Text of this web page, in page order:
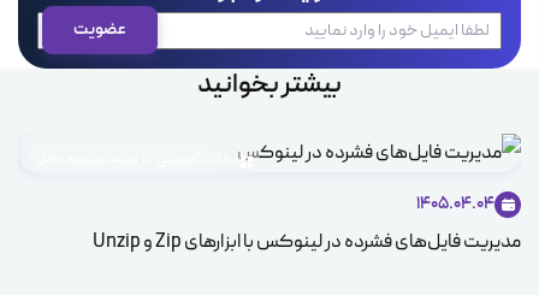
بیشتر بخوانید
مطالب آموزشی در زمینه سیستم عامل
1405.04.04
مدیریت فایل‌های فشرده در لینوکس با ابزارهای Zip و Unzip